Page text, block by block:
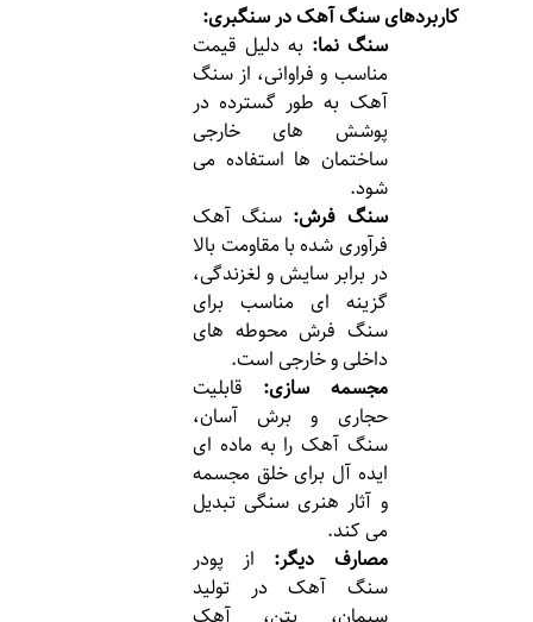
کاربردهای سنگ آهک در سنگبری:
سنگ نما: به دلیل قیمت
مناسب و فراوانی، از سنگ
آهک به طور گسترده در
پوشش های خارجی
ساختمان ها استفاده می
شود.
سنگ فرش: سنگ آهک
فرآوری شده با مقاومت بالا
در برابر سایش و لغزندگی،
گزینه ای مناسب برای
سنگ فرش محوطه های
داخلی و خارجی است.
مجسمه سازی: قابلیت
حجاری و برش آسان،
سنگ آهک را به ماده ای
ایده آل برای خلق مجسمه
و آثار هنری سنگی تبدیل
می کند.
مصارف دیگر: از پودر
سنگ آهک در تولید